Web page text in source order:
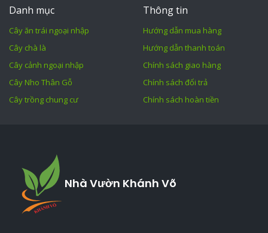
Danh mục
Cây ăn trái ngoại nhập
Cây chà là
Cây cảnh ngoại nhập
Cây Nho Thân Gỗ
Cây trồng chung cư
Thông tin
Hướng dẫn mua hàng
Hướng dẫn thanh toán
Chính sách giao hàng
Chính sách đổi trả
Chính sách hoàn tiền
Nhà Vườn Khánh Võ